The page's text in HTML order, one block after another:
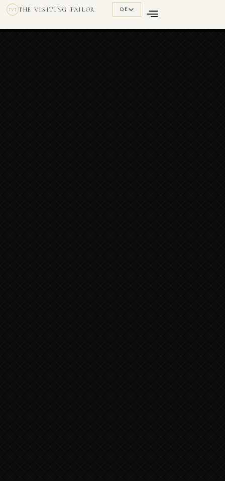
TVT THE VISITING TAILOR DE